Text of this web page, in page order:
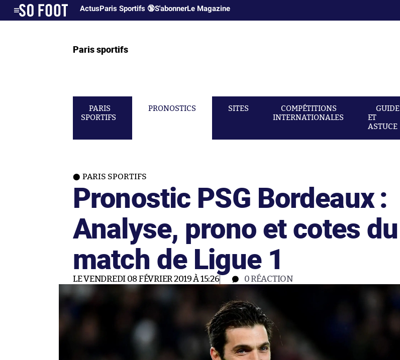
ActusParis Sportifs 🔞S'abonnerLe Magazine
Paris sportifs
PARIS
SPORTIFS
PRONOSTICS SITES
COMPÉTITIONS
INTERNATIONALES
GUIDE
ET
ASTUCE
PARIS SPORTIFS
Pronostic PSG Bordeaux :
Analyse, prono et cotes du
match de Ligue 1
LE VENDREDI 08 FÉVRIER 2019 À 15:26 0RÉACTION